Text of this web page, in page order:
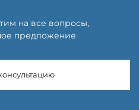
на все вопросы,
предложение